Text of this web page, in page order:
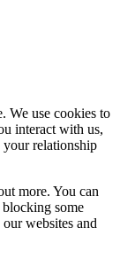
We use cookies to
interact with us,
your relationship
more. You can
blocking some
websites and